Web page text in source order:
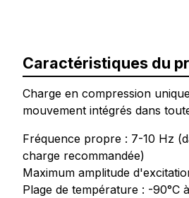
Caractéristiques du
Charge en compression
mouvement intégrés dans
Fréquence propre : 7-10 Hz
charge recommandée)
Maximum amplitude
Plage de température : -90°C